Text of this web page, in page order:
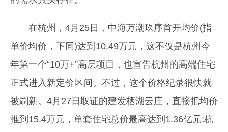
在杭州，4月25日，中海万潮玖序首开均价(指
单价均价，下同)达到10.49万元，这不仅是杭州今
年第一个“10万+”高层项目，也宣告杭州的高端住宅
正式进入新定价区间。不过，这个价格纪录很快就
被刷新。4月27日取证的建发栖湖云庄，直接把均价
推到15.4万元，单套住宅总价最高达到1.36亿元;杭